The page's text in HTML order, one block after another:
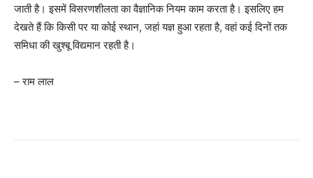
जाती है। इसमें विसरणशीलता का वैज्ञानिक नियम काम करता है। इसलिए हम
देखते हैं कि किसी पर या कोई स्थान, जहां यज्ञ हुआ रहता है, वहां कई दिनों तक
समिधा की खुश्बू विद्यमान रहती है।
– राम लाल